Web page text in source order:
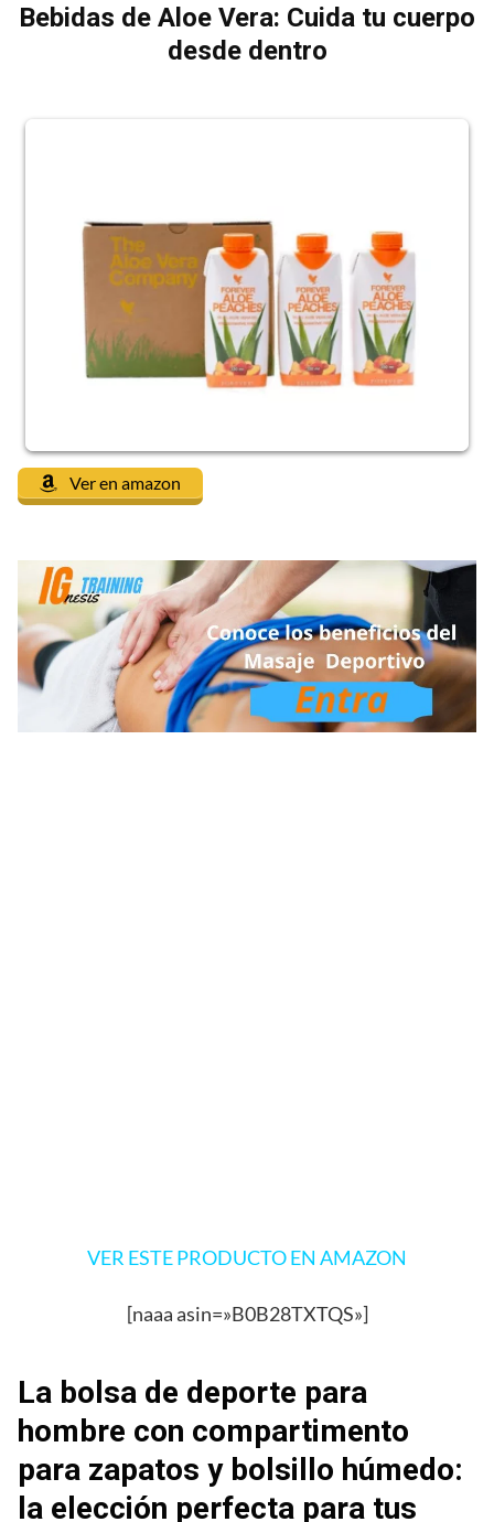
Bebidas de Aloe Vera: Cuida tu cuerpo
desde dentro
Ver en amazon
VER ESTE PRODUCTO EN AMAZON
[naaa asin=»B0B28TXTQS»]
La bolsa de deporte para
hombre con compartimento
para zapatos y bolsillo húmedo:
la elección perfecta para tus